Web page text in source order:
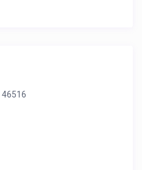
46516